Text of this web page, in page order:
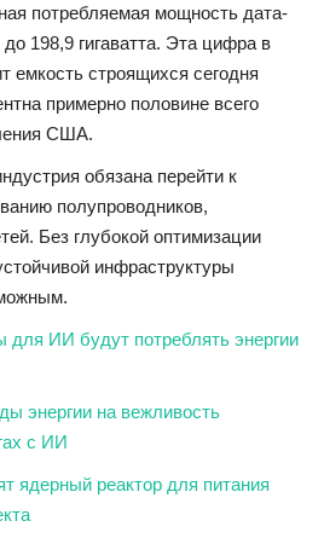
потребляемая мощность дата-
198,9 гигаватта. Эта цифра в
емкость строящихся сегодня
примерно половине всего
США.
обязана перейти к
полупроводников,
Без глубокой оптимизации
инфраструктуры
для ИИ будут потреблять энергии
энергии на вежливость
с ИИ
ядерный реактор для питания